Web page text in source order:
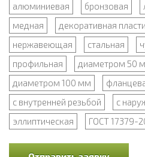
алюминиевая бронзовая
медная
декоративная
нержавеющая
стальная
профильная
диаметром 50
диаметром 100 мм
с внутренней резьбой
с
эллиптическая
ГОСТ 17379-